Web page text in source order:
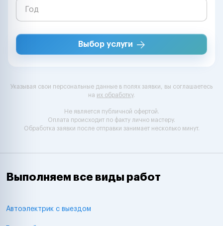
Выбор услуги
Указывая свои персональные данные в полях заявки, вы соглашаетесь
на их обработку.
Не является публичной офертой.
Оплата происходит по факту лично мастеру.
Обработка заявки после отправки занимает несколько минут.
Выполняем все виды работ
Автоэлектрик с выездом